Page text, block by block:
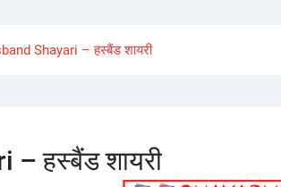
Shayari – हस्बैंड शायरी
– हस्बैंड शायरी